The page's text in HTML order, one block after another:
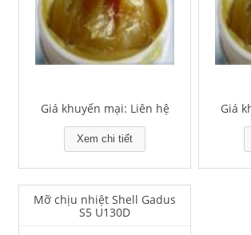
Giá khuyến mại: Liên hệ
Xem chi tiết
Giá
Mỡ chịu nhiệt Shell Gadus
S5 U130D